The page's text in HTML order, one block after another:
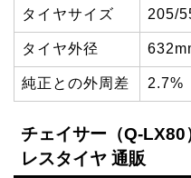
タイヤサイズ 205/
タイヤ外径
純正との外周差 2.7%
チェイサー（Q-
レスタイヤ 通販